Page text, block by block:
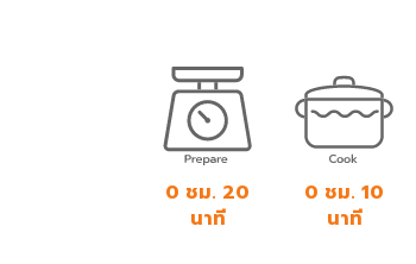
0 ชม. 20
นาที
0 ชม. 10
นาที